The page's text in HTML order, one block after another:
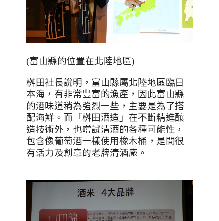
(富山縣的位置在北陸地區)
桝田社長說明，富山縣屬北陸地區臨日
本海，有非常豐富的漁產，因此富山縣
的酒味道稍為強烈一些，主要是為了搭
配海鮮。而「桝田酒造」在不斷精進釀
造技術外，也嚐試清酒的各種可能性，
包含像葡萄酒一樣使用橡木桶，是間很
有活力及創意的老牌清酒廠。